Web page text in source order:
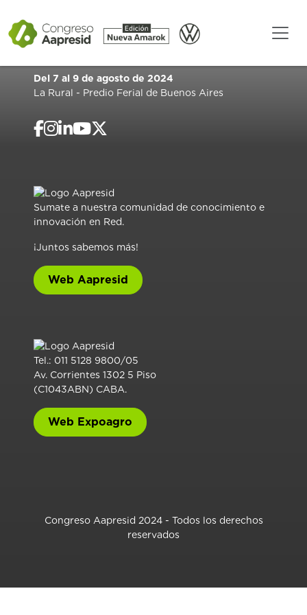
Del 7 al 9 de agosto de 2024
La Rural - Predio Ferial de Buenos Aires
Sumate a nuestra comunidad de conocimiento e
innovación en Red.
¡Juntos sabemos más!
Web Aapresid
Tel.: 011 5128 9800/05
Av. Corrientes 1302 5 Piso
(C1043ABN) CABA.
Web Expoagro
Congreso Aapresid 2024 - Todos los derechos
reservados